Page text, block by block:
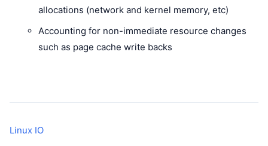
allocations (network and kernel memory, etc)
Accounting for non-immediate resource changes
such as page cache write backs
Linux IO